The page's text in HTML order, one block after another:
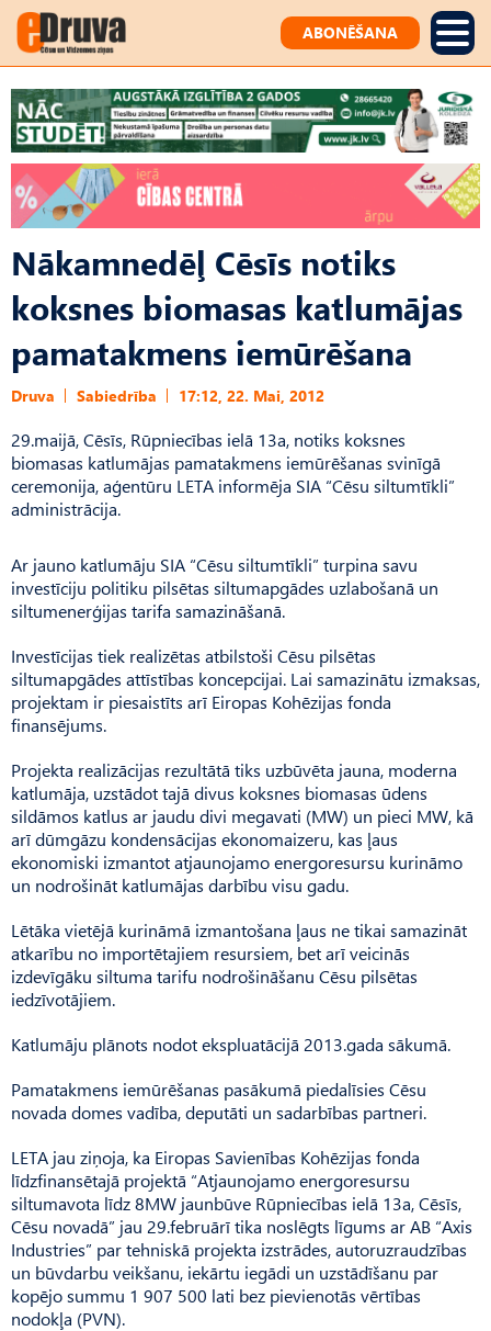
ABONĒŠANA
Nākamnedēļ Cēsīs notiks
koksnes biomasas katlumājas
pamatakmens iemūrēšana
Druva Sabiedrība 17:12, 22. Mai, 2012
29.maijā, Cēsīs, Rūpniecības ielā 13a, notiks koksnes
biomasas katlumājas pamatakmens iemūrēšanas svinīgā
ceremonija, aģentūru LETA informēja SIA “Cēsu siltumtīkli”
administrācija.
Ar jauno katlumāju SIA “Cēsu siltumtīkli” turpina savu
investīciju politiku pilsētas siltumapgādes uzlabošanā un
siltumenerģijas tarifa samazināšanā.
Investīcijas tiek realizētas atbilstoši Cēsu pilsētas
siltumapgādes attīstības koncepcijai. Lai samazinātu izmaksas,
projektam ir piesaistīts arī Eiropas Kohēzijas fonda
finansējums.
Projekta realizācijas rezultātā tiks uzbūvēta jauna, moderna
katlumāja, uzstādot tajā divus koksnes biomasas ūdens
sildāmos katlus ar jaudu divi megavati (MW) un pieci MW, kā
arī dūmgāzu kondensācijas ekonomaizeru, kas ļaus
ekonomiski izmantot atjaunojamo energoresursu kurināmo
un nodrošināt katlumājas darbību visu gadu.
Lētāka vietējā kurināmā izmantošana ļaus ne tikai samazināt
atkarību no importētajiem resursiem, bet arī veicinās
izdevīgāku siltuma tarifu nodrošināšanu Cēsu pilsētas
iedzīvotājiem.
Katlumāju plānots nodot ekspluatācijā 2013.gada sākumā.
Pamatakmens iemūrēšanas pasākumā piedalīsies Cēsu
novada domes vadība, deputāti un sadarbības partneri.
LETA jau ziņoja, ka Eiropas Savienības Kohēzijas fonda
līdzfinansētajā projektā “Atjaunojamo energoresursu
siltumavota līdz 8MW jaunbūve Rūpniecības ielā 13a, Cēsīs,
Cēsu novadā” jau 29.februārī tika noslēgts līgums ar AB “Axis
Industries” par tehniskā projekta izstrādes, autoruzraudzības
un būvdarbu veikšanu, iekārtu iegādi un uzstādīšanu par
kopējo summu 1 907 500 lati bez pievienotās vērtības
nodokļa (PVN).